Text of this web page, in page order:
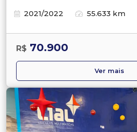
2021/2022
55.633 km
R$ 70.900
Ver mais